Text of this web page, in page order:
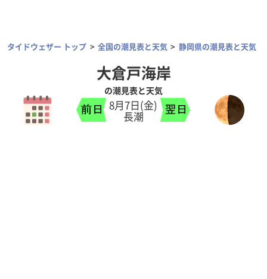
タイドウェザー トップ 全国の潮見表と天気 静岡県の潮見表と天気
大倉戸海岸
の潮見表と天気
8月7日(金)
長潮